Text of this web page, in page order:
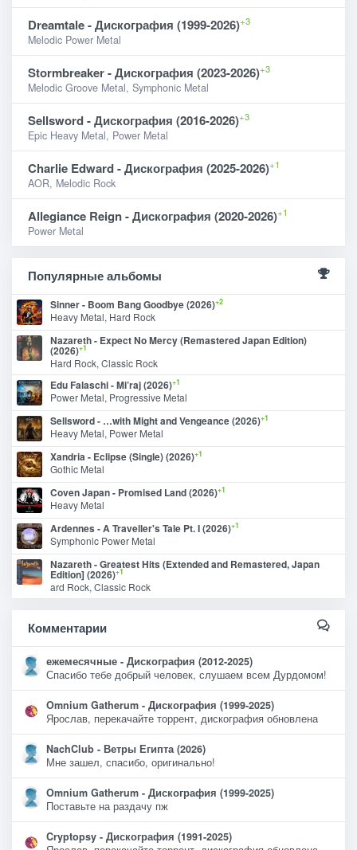
Dreamtale - Дискография (1999-2026)+3
Melodic Power Metal
Stormbreaker - Дискография (2023-2026)+3
Melodic Groove Metal, Symphonic Metal
Sellsword - Дискография (2016-2026)+3
Epic Heavy Metal, Power Metal
Charlie Edward - Дискография (2025-2026)+1
AOR, Melodic Rock
Allegiance Reign - Дискография (2020-2026)+1
Power Metal
Популярные альбомы
Sinner - Boom Bang Goodbye (2026)+2
Heavy Metal, Hard Rock
Nazareth - Expect No Mercy (Remastered Japan Edition)
(2026)+1
Hard Rock, Classic Rock
Edu Falaschi - Mi’raj (2026)+1
Power Metal, Progressive Metal
Sellsword - …with Might and Vengeance (2026)+1
Heavy Metal, Power Metal
Xandria - Eclipse (Single) (2026)+1
Gothic Metal
Coven Japan - Promised Land (2026)+1
Heavy Metal
Ardennes - A Traveller's Tale Pt. I (2026)+1
Symphonic Power Metal
Nazareth - Greatest Hits (Extended and Remastered, Japan
Edition] (2026)+1
ard Rock, Classic Rock
Комментарии
ежемесячные - Дискография (2012-2025)
Спасибо тебе добрый человек, слушаем всем Дурдомом!
Omnium Gatherum - Дискография (1999-2025)
Ярослав, перекачайте торрент, дискография обновлена
NachClub - Ветры Египта (2026)
Мне зашел, спасибо, оригинально!
Omnium Gatherum - Дискография (1999-2025)
Поставьте на раздачу пж
Cryptopsy - Дискография (1991-2025)